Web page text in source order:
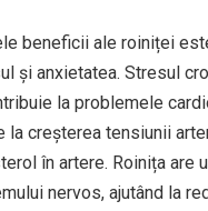
beneficii ale roiniței
și anxietatea. Stresul
la problemele
la creșterea tensiunii
în artere. Roinița are
nervos, ajutând la